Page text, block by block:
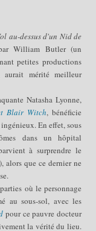
au-dessus d'un Nid de
William Butler (un
petites productions
aurait mérité meilleur
Natasha Lyonne,
Blair Witch, bénéficie
En effet, sous
dans un hôpital
à surprendre le
alors que ce dernier ne
où le personnage
au sous-sol, avec les
pour ce pauvre docteur
la vérité du lieu.